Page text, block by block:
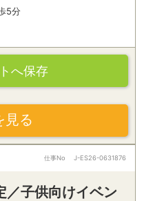
5分
へ保存
見る
仕事No J-ES26-0631876
子供向けイベン